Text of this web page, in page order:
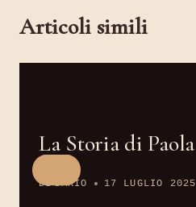
Articoli simili
La Storia di Paola
DI DARIO 17 LUGLIO 2025